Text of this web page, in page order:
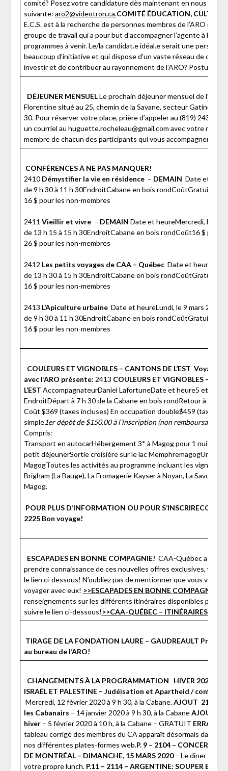
comité? Posez votre candidature dès maintenant en nous
suivante: aro2@videotron.ca.COMITÉ ÉDUCATION, CULTURE
E.C.S. est à la recherche de personnes membres de l’ARO qui
groupe de travail qui a pour but d’accompagner l’agente à la
programmes à venir. Le/la candidat.e idéal.e serait une personne
beaucoup d’initiative et qui dispose d’un vaste réseau de
investir et de contribuer au rayonnement de l’ARO? Postulez
DÉJEUNER MENSUELLe prochain déjeuner mensuel de
Florentine situé au 25, chemin de la Savane, secteur Gatineau,
30. Pour réserver votre place, prière d’appeler au (819) 243-
un courriel au huguette.rocheleau@gmail.com avec votre
membre de chacun des participants qui vous accompagnera!
CONFÉRENCES À NE PAS MANQUER!
2410Démystifier la vie en résidence – DEMAIN Date et
de 9 h 30 à 11 h 30EndroitCabane en bois rondCoûtGratuit
16 $ pour les non-membres
2411 Vieillir et vivre – DEMAIN Date et heureMercredi, le 19
de 13 h 15 à 15 h 30EndroitCabane en bois rondCoût16 $ pour
26 $ pour les non-membres
2412 Les petits voyages de CAA – Québec Date et
de 13 h 30 à 15 h 30EndroitCabane en bois rondCoûtGratuit
16 $ pour les non-membres
2413 L’Apiculture urbaine Date et heureLundi, le 9 mars 2020
de 9 h 30 à 11 h 30EndroitCabane en bois rondCoûtGratuit
16 $ pour les non-membres
COULEURS ET VIGNOBLES – CANTONS DE L’EST Voyages
avec l’ARO présente: 2413 COULEURS ET VIGNOBLES –
L’EST AccompagnateurDaniel LafortuneDate et heure5 et 6
EndroitDépart à 7 h 30 de la Cabane en bois rondRetour à 21 h
Coût $369 (taxes incluses) En occupation double$459 (taxes
simple1er dépôt de $150.00 à l’inscription (non remboursable)
Compris:
Transport en autocarHébergement 3* à Magog pour 1 nuit.
petit déjeunerSortie croisière sur le lac MemphremagogUn
MagogToutes les activités au programme incluant les vignobles
Brigham (La Bauge), La Fromagerie Kayser à Noyan, La
Magog.
POUR PLUS D’INFORMATION OU POUR S’INSCRIRE
2225 Bon voyage!
ESCAPADES EN BONNE COMPAGNIE! CAA-Québec a
prendre connaissance de ces nouvelles offres exclusives,
le lien ci-dessous! N’oubliez pas de mentionner que vous venez
voyager avec eux! >>ESCAPADES EN BONNE COMPAGNIE<<
renseignements sur les différents itinéraires disponibles pour
suivre le lien ci-dessous! >>CAA-QUÉBEC – ITINÉRAIRES
TIRAGE DE LA FONDATION LAURE – GAUDREAULT
au bureau de l’ARO!
CHANGEMENTS À LA PROGRAMMATION HIVER 2020
ISRAËL ET PALESTINE – Judéïsation et Apartheid /
Mercredi, 12 février 2020 à 9 h 30, à la Cabane.AJOUT 2117 –
les Cabanairs – 14 janvier 2020 à 9 h 30, à la CabaneAJOUT
hiver – 5 février 2020 à 10 h, à la Cabane – GRATUIT
tableau corrigé des membres du CA apparaît désormais dans la
nos différentes plates-formes web.P. 9 – 2104 – CONCERT DE
DE MONTRÉAL – DIMANCHE, 15 MARS 2020– Le dîner est
votre propre lunch. P.11 – 2114 – ARGENTINE: SOUPER ET